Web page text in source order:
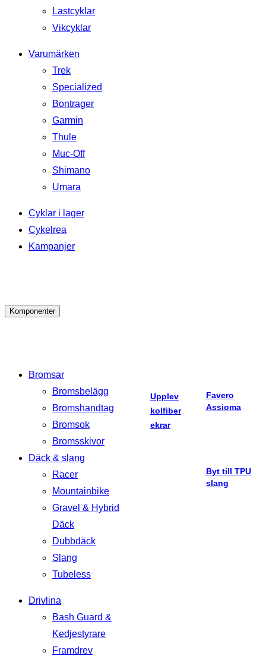
Lastcyklar
Vikcyklar
Varumärken
Trek
Specialized
Bontrager
Garmin
Thule
Muc-Off
Shimano
Umara
Cyklar i lager
Cykelrea
Kampanjer
Komponenter
Bromsar
Bromsbelägg
Bromshandtag
Bromsok
Bromsskivor
Däck & slang
Racer
Mountainbike
Gravel & Hybrid
Däck
Dubbdäck
Slang
Tubeless
Drivlina
Bash Guard &
Kedjestyrare
Framdrev
Upplev
kolfiber
ekrar
Favero
Assioma
Byt till TPU
slang